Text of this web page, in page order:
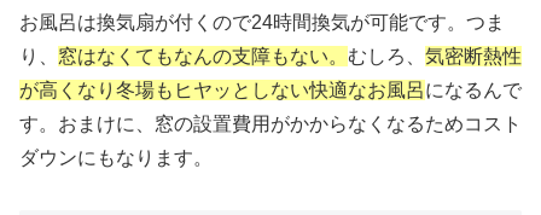
お風呂は換気扇が付くので24時間換気が可能です。つま
り、 窓はなくてもなんの支障もない。 むしろ、 気密断熱性
が高くなり冬場もヒヤッとしない快適なお風呂になるんで
す。おまけに、窓の設置費用がかからなくなるためコスト
ダウンにもなります。